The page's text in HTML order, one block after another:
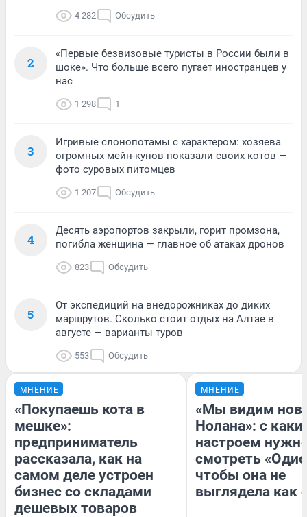
4 282 Обсудить
2
«Первые безвизовые туристы в России были в
шоке». Что больше всего пугает иностранцев у
нас
1 298 1
3
Игривые слонопотамы с характером: хозяева
огромных мейн-кунов показали своих котов —
фото суровых питомцев
1 207 Обсудить
4
Десять аэропортов закрыли, горит промзона,
погибла женщина — главное об атаках дронов
823 Обсудить
5
От экспедиций на внедорожниках до диких
маршрутов. Сколько стоит отдых на Алтае в
августе — варианты туров
553 Обсудить
МНЕНИЕ
«Покупаешь кота в
мешке»:
предприниматель
рассказала, как на
самом деле устроен
бизнес со складами
дешевых товаров
МНЕНИЕ
«Мы видим
Нолана»: с
настроем
смотреть
чтобы она не
выглядела как